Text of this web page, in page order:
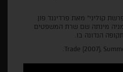
קוליני" מאת פרדיננד פון
מינתה שם שרת המשפטים
הנדונה בו.